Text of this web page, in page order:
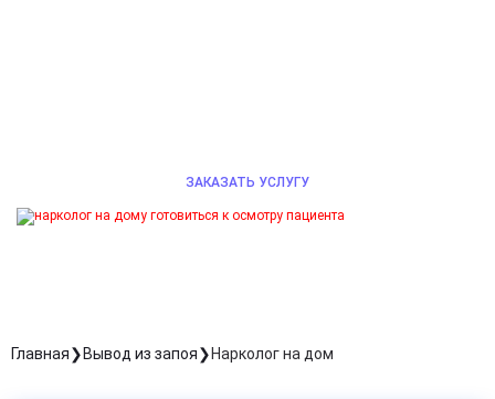
ЗАКАЗАТЬ УСЛУГУ
Главная Вывод из запоя Нарколог на дом